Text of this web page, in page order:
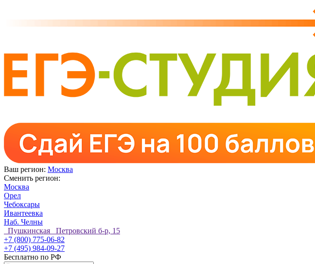
Ваш регион: Москва
Сменить регион:
Москва
Орел
Чебоксары
Ивантеевка
Наб. Челны
Пушкинская Петровский б-р, 15
+7 (800) 775-06-82
+7 (495) 984-09-27
Бесплатно по РФ